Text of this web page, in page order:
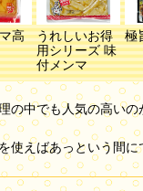
高
うれしいお得
用シリーズ 味
付メンマ
極
の中でも人気の高い
使えばあっという間に